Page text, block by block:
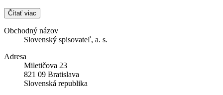
Čítať viac
Obchodný názov
Slovenský spisovateľ, a. s.
Adresa
Miletičova 23
821 09 Bratislava
Slovenská republika